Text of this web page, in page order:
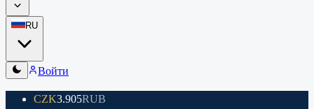
RU
Войти
CZK3.905RUB